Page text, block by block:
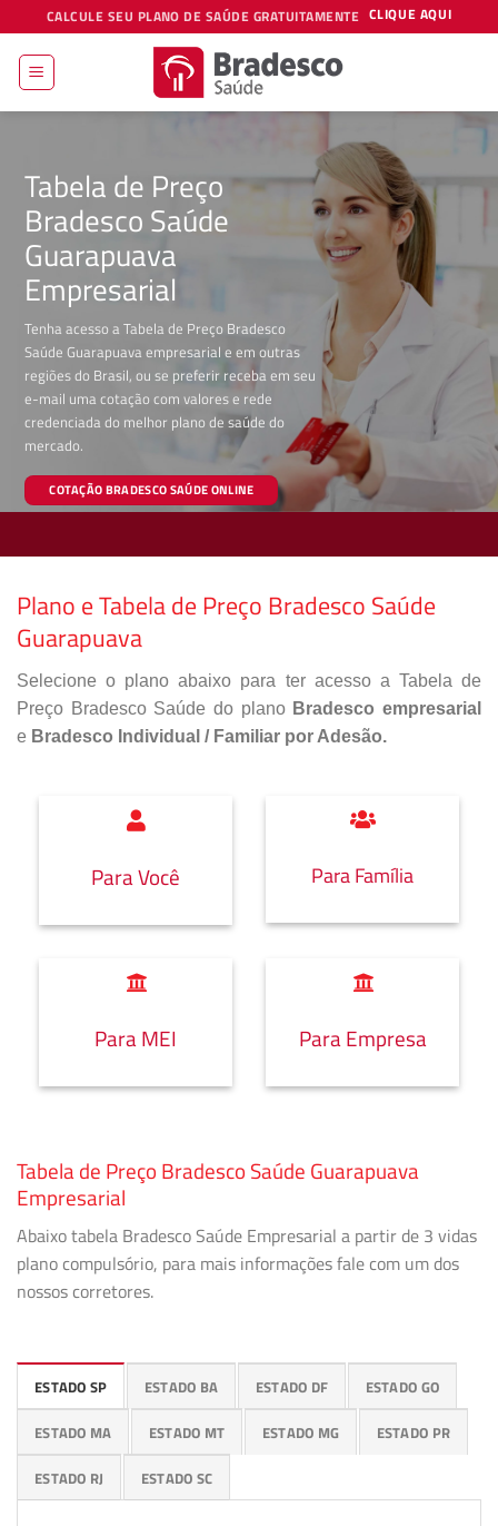
to
content
CALCULE SEU PLANO DE SAÚDE GRATUITAMENTE CLIQUE AQUI
Tabela de Preço
Bradesco Saúde
Guarapuava
Empresarial
Tenha acesso a Tabela de Preço Bradesco
Saúde Guarapuava empresarial e em outras
regiões do Brasil, ou se preferir receba em seu
e-mail uma cotação com valores e rede
credenciada do melhor plano de saúde do
mercado.
COTAÇÃO BRADESCO SAÚDE ONLINE
Plano e Tabela de Preço Bradesco Saúde
Guarapuava
Selecione o plano abaixo para ter acesso a Tabela de
Preço Bradesco Saúde do plano Bradesco empresarial
e Bradesco Individual / Familiar por Adesão.
Para Você Para Família
Para MEI Para Empresa
Tabela de Preço Bradesco Saúde Guarapuava
Empresarial
Abaixo tabela Bradesco Saúde Empresarial a partir de 3 vidas
plano compulsório, para mais informações fale com um dos
nossos corretores.
ESTADO SP ESTADO BA ESTADO DF ESTADO GO
ESTADO MA ESTADO MT ESTADO MG ESTADO PR
ESTADO RJ ESTADO SC